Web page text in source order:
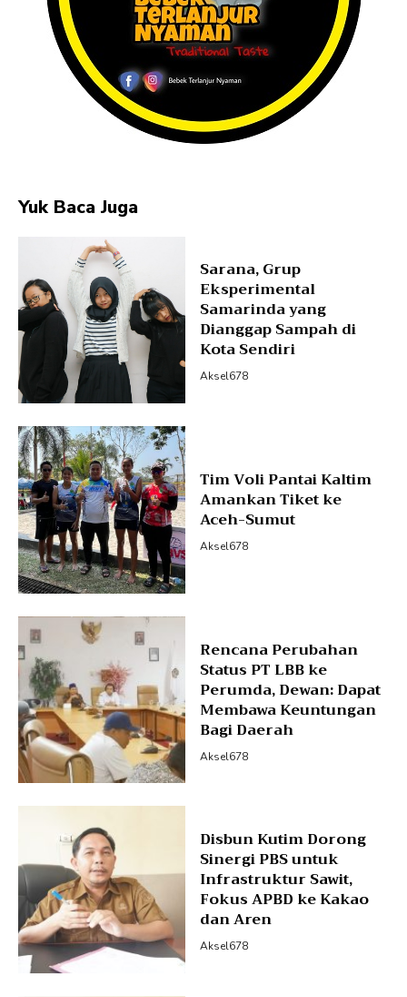
Yuk Baca Juga
Sarana, Grup
Eksperimental
Samarinda yang
Dianggap Sampah di
Kota Sendiri
Aksel678
Tim Voli Pantai Kaltim
Amankan Tiket ke
Aceh-Sumut
Aksel678
Rencana Perubahan
Status PT LBB ke
Perumda, Dewan: Dapat
Membawa Keuntungan
Bagi Daerah
Aksel678
Disbun Kutim Dorong
Sinergi PBS untuk
Infrastruktur Sawit,
Fokus APBD ke Kakao
dan Aren
Aksel678